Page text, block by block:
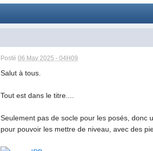
Posté06 May 2025 - 04H09
Salut à tous.
Tout est dans le titre....
Seulement pas de socle pour les posés, donc
pour pouvoir les mettre de niveau, avec des